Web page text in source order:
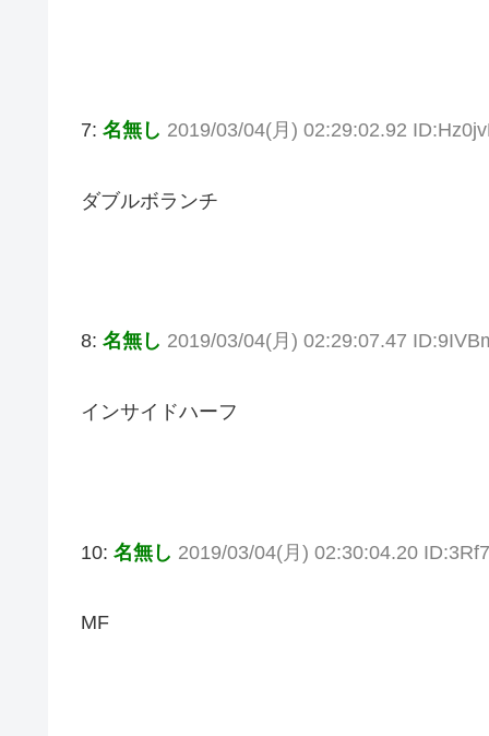
7: 名無し 2019/03/04(月) 02:29:02.92
ダブルボランチ
8: 名無し 2019/03/04(月) 02:29:07.47
インサイドハーフ
10: 名無し 2019/03/04(月) 02:30:04.20
MF